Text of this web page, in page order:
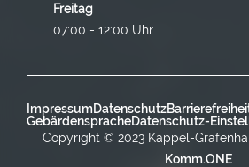
Freitag
07:00 - 12:00
ImpressumDatenschutz
GebärdenspracheDatenschutz-
Copyright © 2023 Kappel-
Komm.ONE